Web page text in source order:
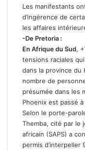
Les manifestants
d’ingérence de
les affaires
-De Pretoria :
En Afrique du Sud,
tensions raciales
dans la province du
nombre de
présumée dans les
Phoenix est passé à
Selon le porte-
Themba, cité par le
africain (SAPS) a
permis